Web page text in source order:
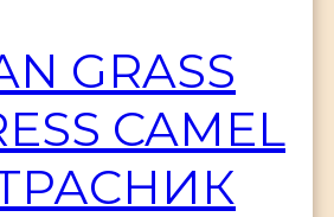
GRASS
CAMEL